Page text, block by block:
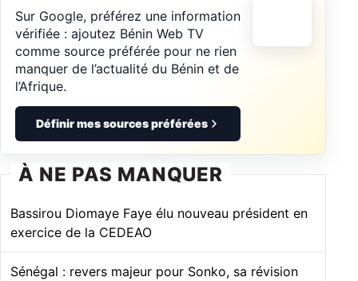
Sur Google, préférez une information
vérifiée : ajoutez Bénin Web TV
comme source préférée pour ne rien
manquer de l’actualité du Bénin et de
l’Afrique.
Définir mes sources préférées
À NE PAS MANQUER
Bassirou Diomaye Faye élu nouveau président en
exercice de la CEDEAO
Sénégal : revers majeur pour Sonko, sa révision